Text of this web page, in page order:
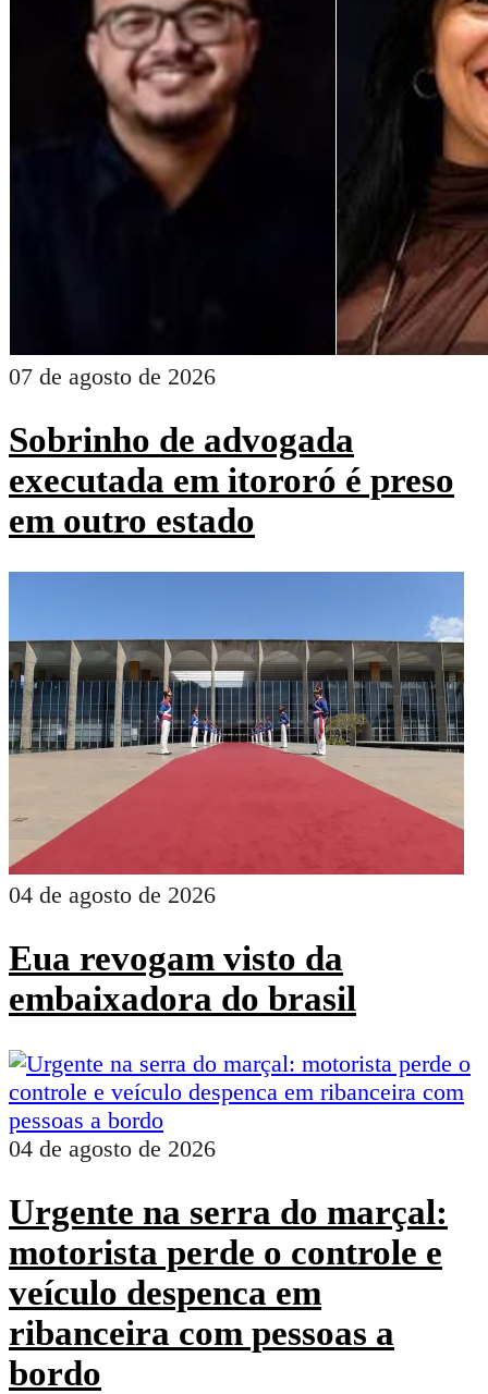
07 de agosto de 2026
Sobrinho de advogada
executada em itororó é preso
em outro estado
04 de agosto de 2026
Eua revogam visto da
embaixadora do brasil
04 de agosto de 2026
Urgente na serra do marçal:
motorista perde o controle e
veículo despenca em
ribanceira com pessoas a
bordo